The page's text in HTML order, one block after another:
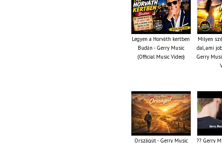
Legyen a Horváth kertben
Budán - Gerry Music
(Official Music Video)
Milyen
dal, ami
Gerry
Országút - Gerry Music
?? Gerry